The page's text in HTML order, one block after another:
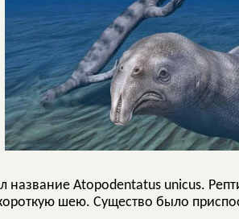
название Atopodentatus unicus.
шею. Существо было